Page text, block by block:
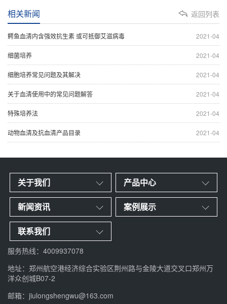
返回列表
相关新闻
2021-04
鳄鱼血清内含强效抗生素 或可抵御艾滋病毒
2021-04
细菌培养
2021-04
细胞培养常见问题及其解决
2021-04
关于血清使用中的常见问题解答
2021-04
特殊培养法
2021-04
动物血清及抗血清产品目录
关于我们 产品中心
新闻资讯 案例展示
联系我们
服务热线：4009937078
地址：郑州航空港经济综合实验区荆州路与金陵大道交叉口郑州万
洋众创城B07-2
邮箱：jiulongshengwu@163.com